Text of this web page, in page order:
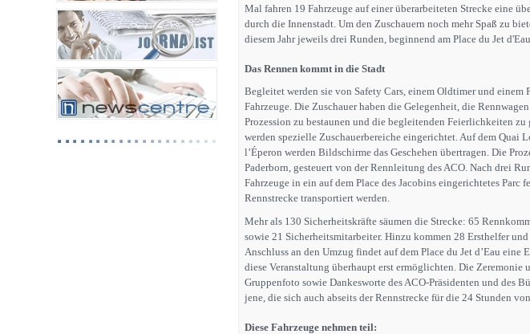
Mal fahren 19 Fahrzeuge auf einer überarbeiteten Strecke eine
durch die Innenstadt. Um den Zuschauern noch mehr Spaß zu
diesem Jahr jeweils drei Runden, beginnend am Place du Jet
Das Rennen kommt in die Stadt
Begleitet werden sie von Safety Cars, einem Oldtimer und einem
Fahrzeuge. Die Zuschauer haben die Gelegenheit, die
Prozession zu bestaunen und die begleitenden Feierlichkeiten zu
werden spezielle Zuschauerbereiche eingerichtet. Auf dem Quai
l’Éperon werden Bildschirme das Geschehen übertragen. Die
Paderborn, gesteuert von der Rennleitung des ACO. Nach drei
Fahrzeuge in ein auf dem Place des Jacobins eingerichtetes Parc
Rennstrecke transportiert werden.
Mehr als 130 Sicherheitskräfte säumen die Strecke: 65
sowie 21 Sicherheitsmitarbeiter. Hinzu kommen 28 Ersthelfer
Anschluss an den Umzug findet auf dem Place du Jet d’Eau
diese Veranstaltung überhaupt erst ermöglichten. Die Zeremonie
Gruppenfoto sowie Dankesworte des ACO-Präsidenten und des
jene, die sich auch abseits der Rennstrecke für die 24 Stunden
Diese Fahrzeuge nehmen teil: